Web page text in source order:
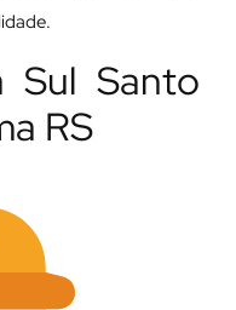
Sul Santo
RS